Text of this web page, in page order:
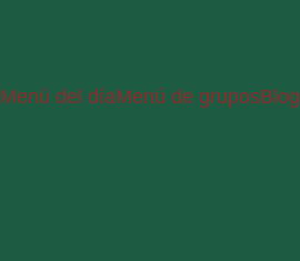
Menú del díaMenú de gruposBlog